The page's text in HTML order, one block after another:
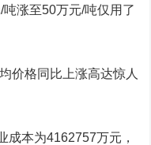
涨至50万元/吨仅用了
格同比上涨高达惊人
本为4162757万元，